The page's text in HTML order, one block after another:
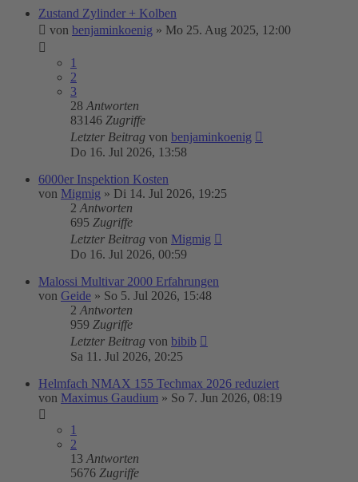
Zustand Zylinder + Kolben
von benjaminkoenig » Mo 25. Aug 2025, 12:00
1
2
3
28 Antworten
83146 Zugriffe
Letzter Beitrag von benjaminkoenig
Do 16. Jul 2026, 13:58
6000er Inspektion Kosten
von Migmig » Di 14. Jul 2026, 19:25
2 Antworten
695 Zugriffe
Letzter Beitrag von Migmig
Do 16. Jul 2026, 00:59
Malossi Multivar 2000 Erfahrungen
von Geide » So 5. Jul 2026, 15:48
2 Antworten
959 Zugriffe
Letzter Beitrag von bibib
Sa 11. Jul 2026, 20:25
Helmfach NMAX 155 Techmax 2026 reduziert
von Maximus Gaudium » So 7. Jun 2026, 08:19
1
2
13 Antworten
5676 Zugriffe